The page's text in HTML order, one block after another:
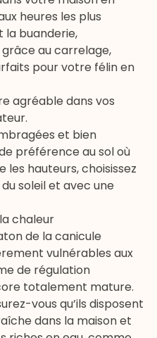
heures les plus
la buanderie,
au carrelage,
pour votre félin en
agréable dans vos
et bien
préférence au sol où
les hauteurs, choisissez
soleil et avec une
chaleur
de la canicule
vulnérables aux
de régulation
totalement mature.
vous qu’ils disposent
dans la maison et